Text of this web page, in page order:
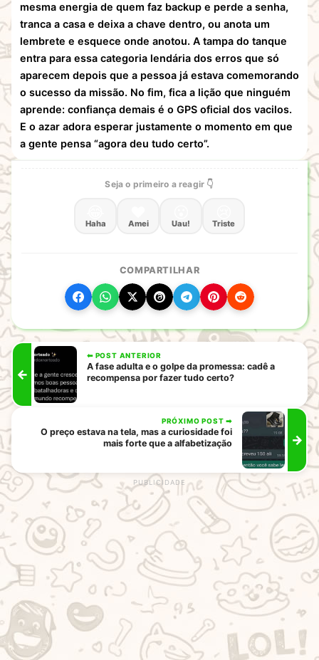
mesma energia de quem faz backup e perde a senha,
tranca a casa e deixa a chave dentro, ou anota um
lembrete e esquece onde anotou. A tampa do tanque
entra para essa categoria lendária dos erros que só
aparecem depois que a pessoa já estava comemorando
o sucesso da missão. No fim, fica a lição que ninguém
aprende: confiança demais é o GPS oficial dos vacilos.
E o azar adora esperar justamente o momento em que
a gente pensa “agora deu tudo certo”.
Seja o primeiro a reagir 👇
Haha Amei Uau! Triste
COMPARTILHAR
←
⬅ POST ANTERIOR
A fase adulta e o golpe da promessa: cadê a
recompensa por fazer tudo certo?
PRÓXIMO POST ➡
O preço estava na tela, mas a curiosidade foi
mais forte que a alfabetização
→
rodape